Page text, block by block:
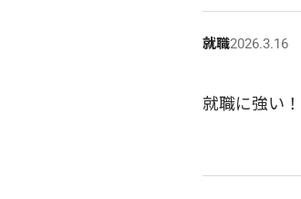
就職2026.3.16
就職に強い